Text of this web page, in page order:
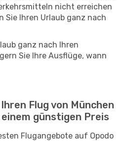
nicht erreichen
Sie Ihren Urlaub ganz nach
ganz nach Ihren
Sie Ihre Ausflüge, wann
Flug von München
günstigen Preis
Flugangebote auf Opodo